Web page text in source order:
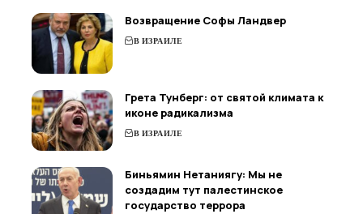
Возвращение Софы Ландвер
В ИЗРАИЛЕ
Грета Тунберг: от святой климата к
иконе радикализма
В ИЗРАИЛЕ
Биньямин Нетаниягу: Мы не
создадим тут палестинское
государство террора